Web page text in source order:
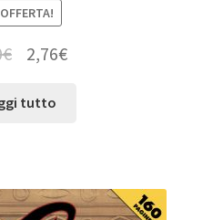
€ 2,76€
tutto